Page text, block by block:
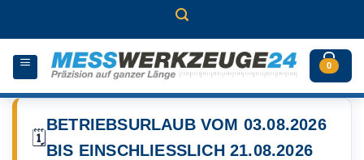
0
🗓️
BETRIEBSURLAUB VOM 03.08.2026
BIS EINSCHLIESSLICH 21.08.2026